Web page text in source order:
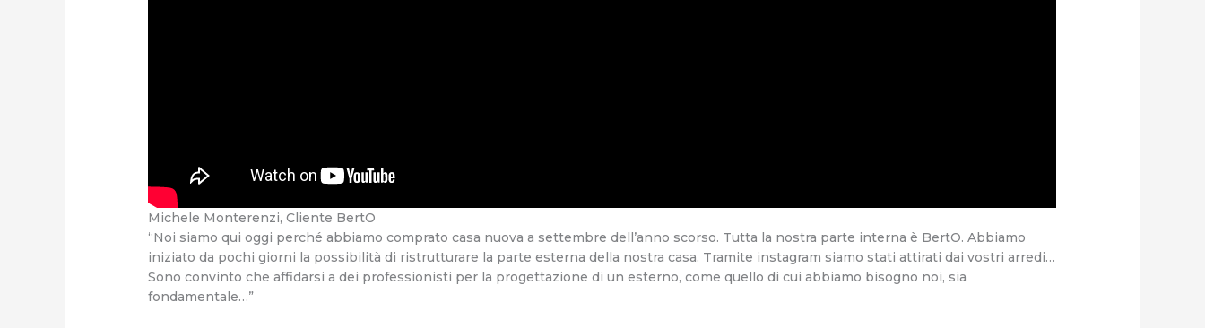
Michele Monterenzi, Cliente BertO
“Noi siamo qui oggi perché abbiamo comprato casa nuova a settembre dell’anno scorso. Tutta la nostra parte interna è BertO. Abbiamo
iniziato da pochi giorni la possibilità di ristrutturare la parte esterna della nostra casa. Tramite instagram siamo stati attirati dai vostri arredi…
Sono convinto che affidarsi a dei professionisti per la progettazione di un esterno, come quello di cui abbiamo bisogno noi, sia
fondamentale…”